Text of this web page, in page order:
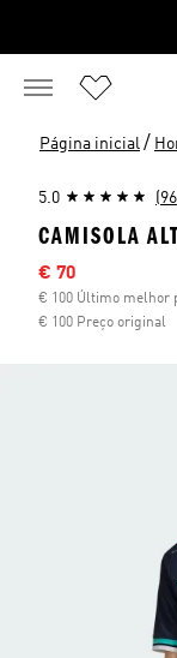
Página inicial /
5.0
CAMISOLA
Preço com
€ 70
€ 100 Último melhor
€ 100 Preço original